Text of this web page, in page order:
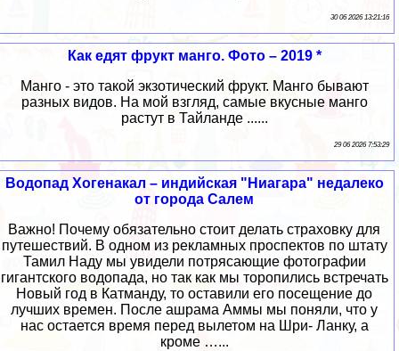
30 06 2026 13:21:16
Как едят фрукт манго. Фото – 2019 *
Манго - это такой экзотический фрукт. Манго бывают
разных видов. На мой взгляд, самые вкусные манго
растут в Тайланде ......
29 06 2026 7:53:29
Водопад Хогенакал – индийская "Ниагара" недалеко
от города Салем
Важно! Почему обязательно стоит делать страховку для
путешествий. В одном из рекламных проспектов по штату
Тамил Наду мы увидели потрясающие фотографии
гигантского водопада, но так как мы торопились встречать
Новый год в Катманду, то оставили его посещение до
лучших времен. После ашрама Аммы мы поняли, что у
нас остается время перед вылетом на Шри- Ланку, а
кроме …...